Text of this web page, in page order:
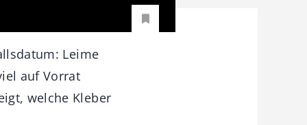
Leime
auf Vorrat
welche Kleber